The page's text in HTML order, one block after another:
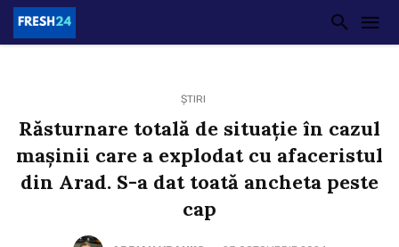
ȘTIRI
Răsturnare totală de situație în cazul
mașinii care a explodat cu afaceristul
din Arad. S-a dat toată ancheta peste
cap